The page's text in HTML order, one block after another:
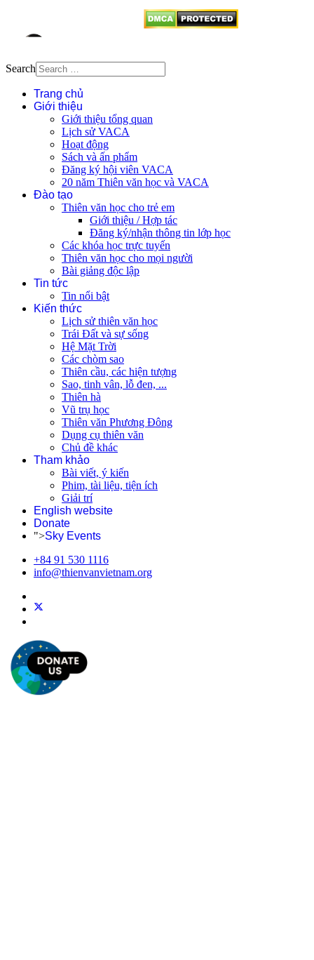
Search
Trang chủ
Giới thiệu
Giới thiệu tổng quan
Lịch sử VACA
Hoạt động
Sách và ấn phẩm
Đăng ký hội viên VACA
20 năm Thiên văn học và VACA
Đào tạo
Thiên văn học cho trẻ em
Giới thiệu / Hợp tác
Đăng ký/nhận thông tin lớp học
Các khóa học trực tuyến
Thiên văn học cho mọi người
Bài giảng độc lập
Tin tức
Tin nổi bật
Kiến thức
Lịch sử thiên văn học
Trái Đất và sự sống
Hệ Mặt Trời
Các chòm sao
Thiên cầu, các hiện tượng
Sao, tinh vân, lỗ đen, ...
Thiên hà
Vũ trụ học
Thiên văn Phương Đông
Dụng cụ thiên văn
Chủ đề khác
Tham khảo
Bài viết, ý kiến
Phim, tài liệu, tiện ích
Giải trí
English website
Donate
">Sky Events
+84 91 530 1116
info@thienvanvietnam.org